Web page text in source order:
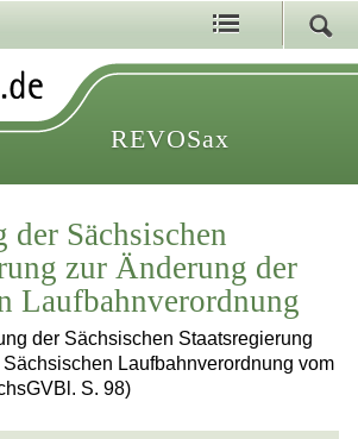
REVOSax
der Sächsischen
zur Änderung der
Laufbahnverordnung
der Sächsischen Staatsregierung
Laufbahnverordnung vom
S. 98)